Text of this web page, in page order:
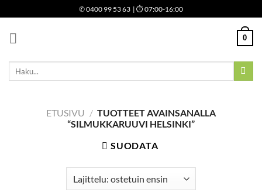
to
content
✆0400 99 53 63 | ⏱ 07:00-16:00
0
Etsi:
ETUSIVU / TUOTTEET AVAINSANALLA
“SILMUKKARUUVI HELSINKI”
SUODATA